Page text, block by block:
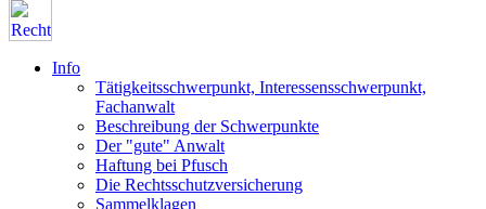
Info
Tätigkeitsschwerpunkt, Interessensschwerpunkt,
Fachanwalt
Beschreibung der Schwerpunkte
Der "gute" Anwalt
Haftung bei Pfusch
Die Rechtsschutzversicherung
Sammelklagen